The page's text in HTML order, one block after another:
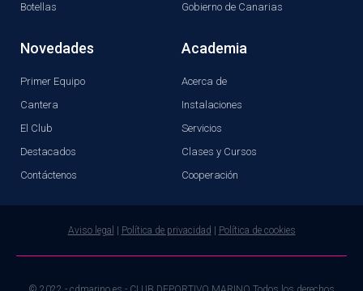
Botellas
Gobierno de Canarias
Novedades
Primer Equipo
Cantera
El Club
Destacados
Contáctenos
Academia
Acerca de
Instalaciones
Servicios
Clases y Cursos
Cooperación
Aviso legal Política de privacidad Política de cookies